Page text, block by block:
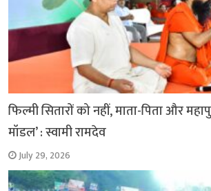
फिल्मी सितारों को नहीं, माता-पिता और
मॉडल’ : स्वामी रामदेव
July 29, 2026